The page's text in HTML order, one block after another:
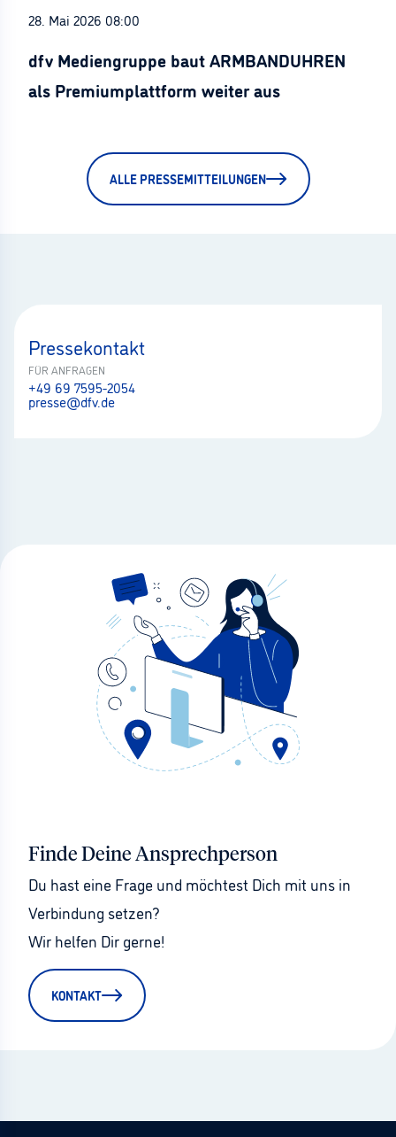
28. Mai 2026 08:00
dfv Mediengruppe baut ARMBANDUHREN
als Premiumplattform weiter aus
ALLE PRESSEMITTEILUNGEN
Pressekontakt
FÜR ANFRAGEN
+49 69 7595-2054
presse@dfv.de
Finde Deine Ansprechperson
Du hast eine Frage und möchtest Dich mit uns in
Verbindung setzen?
Wir helfen Dir gerne!
KONTAKT